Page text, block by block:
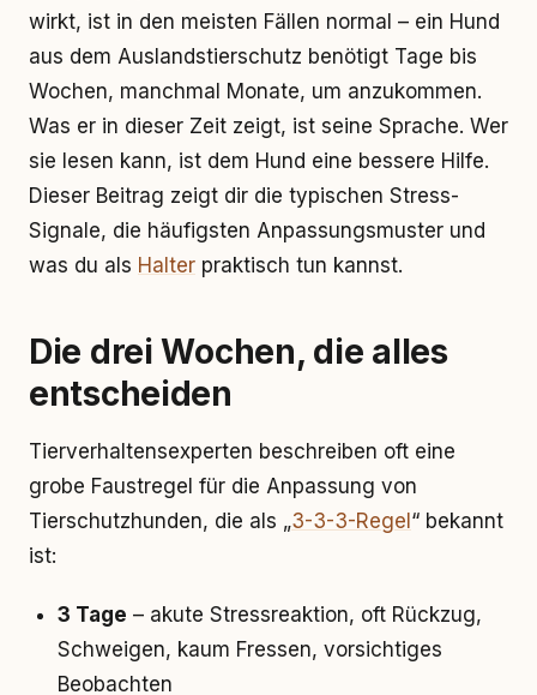
wirkt, ist in den meisten Fällen normal – ein Hund
aus dem Auslandstierschutz benötigt Tage bis
Wochen, manchmal Monate, um anzukommen.
Was er in dieser Zeit zeigt, ist seine Sprache. Wer
sie lesen kann, ist dem Hund eine bessere Hilfe.
Dieser Beitrag zeigt dir die typischen Stress-
Signale, die häufigsten Anpassungsmuster und
was du als Halter praktisch tun kannst.
Die drei Wochen, die alles
entscheiden
Tierverhaltensexperten beschreiben oft eine
grobe Faustregel für die Anpassung von
Tierschutzhunden, die als „3-3-3-Regel “ bekannt
ist:
3 Tage – akute Stressreaktion, oft Rückzug,
Schweigen, kaum Fressen, vorsichtiges
Beobachten